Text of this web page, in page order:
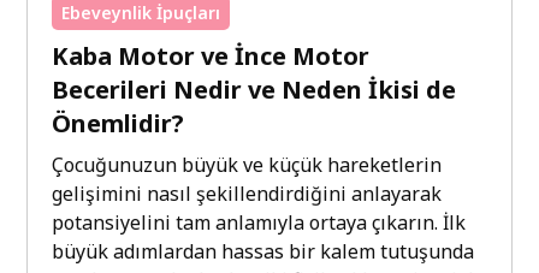
Ebeveynlik İpuçları
Kaba Motor ve İnce Motor
Becerileri Nedir ve Neden İkisi de
Önemlidir?
Çocuğunuzun büyük ve küçük hareketlerin
gelişimini nasıl şekillendirdiğini anlayarak
potansiyelini tam anlamıyla ortaya çıkarın. İlk
büyük adımlardan hassas bir kalem tutuşunda